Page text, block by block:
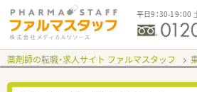
平日9：30-19：00
薬剤師の転職・求人サイト ファルマスタッフ